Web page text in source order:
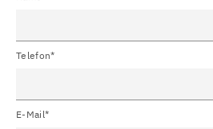
Telefon*
E-Mail*